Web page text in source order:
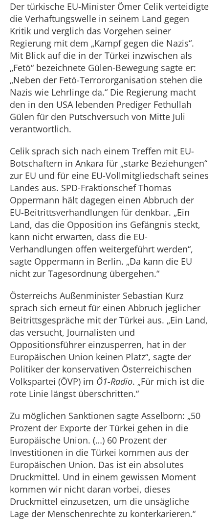
Der türkische EU-Minister Ömer Celik verteidigte
die Verhaftungswelle in seinem Land gegen
Kritik und verglich das Vorgehen seiner
Regierung mit dem „Kampf gegen die Nazis“.
Mit Blick auf die in der Türkei inzwischen als
„Fetö“ bezeichnete Gülen-Bewegung sagte er:
„Neben der Fetö-Terrororganisation stehen die
Nazis wie Lehrlinge da.“ Die Regierung macht
den in den USA lebenden Prediger Fethullah
Gülen für den Putschversuch von Mitte Juli
verantwortlich.
Celik sprach sich nach einem Treffen mit EU-
Botschaftern in Ankara für „starke Beziehungen“
zur EU und für eine EU-Vollmitgliedschaft seines
Landes aus. SPD-Fraktionschef Thomas
Oppermann hält dagegen einen Abbruch der
EU-Beitrittsverhandlungen für denkbar. „Ein
Land, das die Opposition ins Gefängnis steckt,
kann nicht erwarten, dass die EU-
Verhandlungen offen weitergeführt werden“,
sagte Oppermann in Berlin. „Da kann die EU
nicht zur Tagesordnung übergehen.“
Österreichs Außenminister Sebastian Kurz
sprach sich erneut für einen Abbruch jeglicher
Beitrittsgespräche mit der Türkei aus. „Ein Land,
das versucht, Journalisten und
Oppositionsführer einzusperren, hat in der
Europäischen Union keinen Platz“, sagte der
Politiker der konservativen Österreichischen
Volkspartei (ÖVP) im Ö1-Radio. „Für mich ist die
rote Linie längst überschritten.“
Zu möglichen Sanktionen sagte Asselborn: „50
Prozent der Exporte der Türkei gehen in die
Europäische Union. (…) 60 Prozent der
Investitionen in die Türkei kommen aus der
Europäischen Union. Das ist ein absolutes
Druckmittel. Und in einem gewissen Moment
kommen wir nicht daran vorbei, dieses
Druckmittel einzusetzen, um die unsägliche
Lage der Menschenrechte zu konterkarieren.“